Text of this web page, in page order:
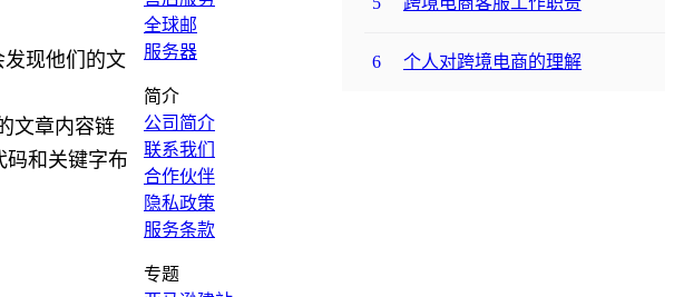
现他们的文
文章内容链
码和关键字布
6 个人对跨境电商的理解
全球邮
服务器
简介
公司简介
联系我们
合作伙伴
隐私政策
服务条款
专题